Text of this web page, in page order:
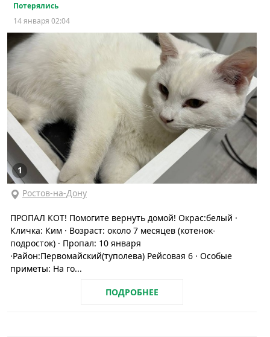
Потерялись
14 января 02:04
1
Ростов-на-Дону
ПРОПАЛ КОТ! Помогите вернуть домой! Окрас:белый ·
Кличка: Ким · Возраст: около 7 месяцев (котенок-
подросток) · Пропал: 10 января
·Район:Первомайский(туполева) Рейсовая 6 · Особые
приметы: На го...
ПОДРОБНЕЕ